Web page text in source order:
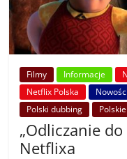
Filmy Informacje
Netflix Polska
Nowości
Polski dubbing
„Odliczanie
Netflixa